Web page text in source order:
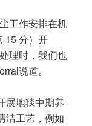
工作安排在机
15 分）开
理时，我们也
说道。
展地毯中期养
洁工艺，例如